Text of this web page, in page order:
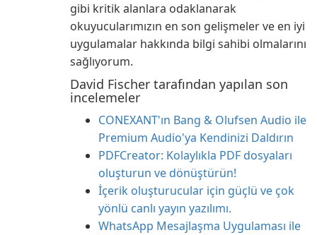
gibi kritik alanlara odaklanarak
okuyucularımızın en son gelişmeler ve en iyi
uygulamalar hakkında bilgi sahibi olmalarını
sağlıyorum.
David Fischer tarafından yapılan son
incelemeler
CONEXANT'ın Bang & Olufsen Audio ile
Premium Audio'ya Kendinizi Daldırın
PDFCreator: Kolaylıkla PDF dosyaları
oluşturun ve dönüştürün!
İçerik oluşturucular için güçlü ve çok
yönlü canlı yayın yazılımı.
WhatsApp Mesajlaşma Uygulaması ile